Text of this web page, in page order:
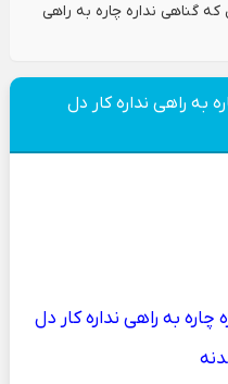
گناهی نداره چاره به راهی
به راهی نداره کار دل
به راهی نداره کار دل